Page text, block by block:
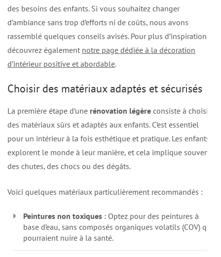
des besoins des enfants. Si vous souhaitez changer
d’ambiance sans trop d’efforts ni de coûts, nous avons
rassemblé quelques conseils avisés. Pour plus d’inspiration,
découvrez également notre page dédiée à la décoration
d’intérieur positive et abordable.
Choisir des matériaux adaptés et sécurisés
La première étape d’une rénovation légère consiste à choisir
des matériaux sûrs et adaptés aux enfants. C’est essentiel
pour un intérieur à la fois esthétique et pratique. Les enfants
explorent le monde à leur manière, et cela implique souvent
des chutes, des chocs ou des dégâts.
Voici quelques matériaux particulièrement recommandés :
Peintures non toxiques : Optez pour des peintures à
base d’eau, sans composés organiques volatils (COV) qui
pourraient nuire à la santé.